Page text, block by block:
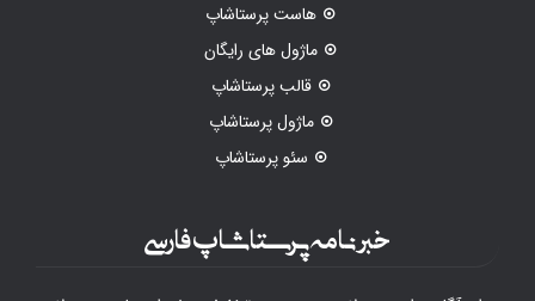
هاست پرستاشاپ
ماژول های رایگان
قالب پرستاشاپ
ماژول پرستاشاپ
سئو پرستاشاپ
خبرنامه پرستاشاپ فارسی